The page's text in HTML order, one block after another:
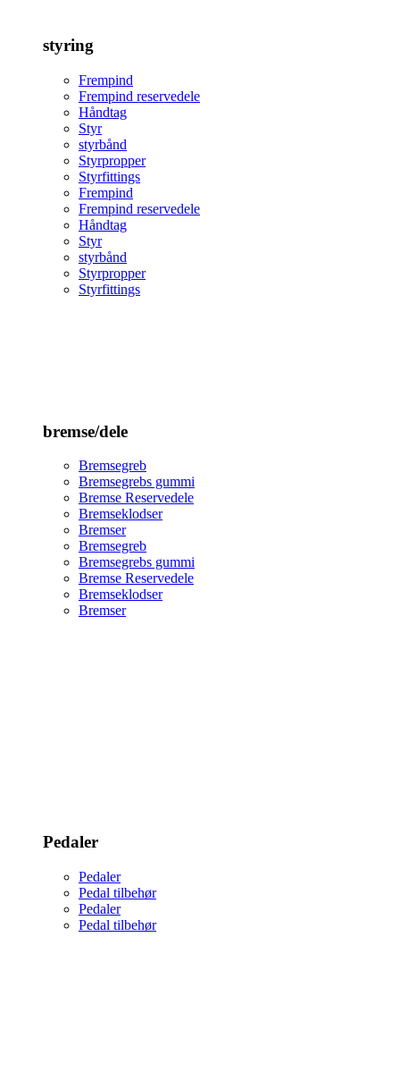
styring
Frempind
Frempind reservedele
Håndtag
Styr
styrbånd
Styrpropper
Styrfittings
Frempind
Frempind reservedele
Håndtag
Styr
styrbånd
Styrpropper
Styrfittings
bremse/dele
Bremsegreb
Bremsegrebs gummi
Bremse Reservedele
Bremseklodser
Bremser
Bremsegreb
Bremsegrebs gummi
Bremse Reservedele
Bremseklodser
Bremser
Pedaler
Pedaler
Pedal tilbehør
Pedaler
Pedal tilbehør